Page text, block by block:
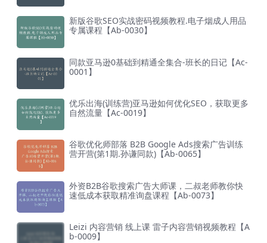
新版谷歌SEO实战密码视频教程.电子烟成人用品
专属课程【Ab-0030】
同款亚马逊0基础到精通全集合-班长的日记【Ac-
0001】
优乐出海(训练营)亚马逊如何优化SEO，获取更多
自然流量【Ac-0019】
谷歌优化师部落 B2B Google Ads搜索广告训练
营开营(第1期.孙谦同款)【Ab-0065】
外资B2B谷歌搜索广告大师课，二叔老师教你快
速低成本获取精准询盘课程【Ab-0073】
Leizi 内容营销 线上课 雷子内容营销视频教程【A
b-0009】